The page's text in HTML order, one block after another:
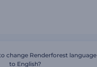
change Renderforest language
to English?